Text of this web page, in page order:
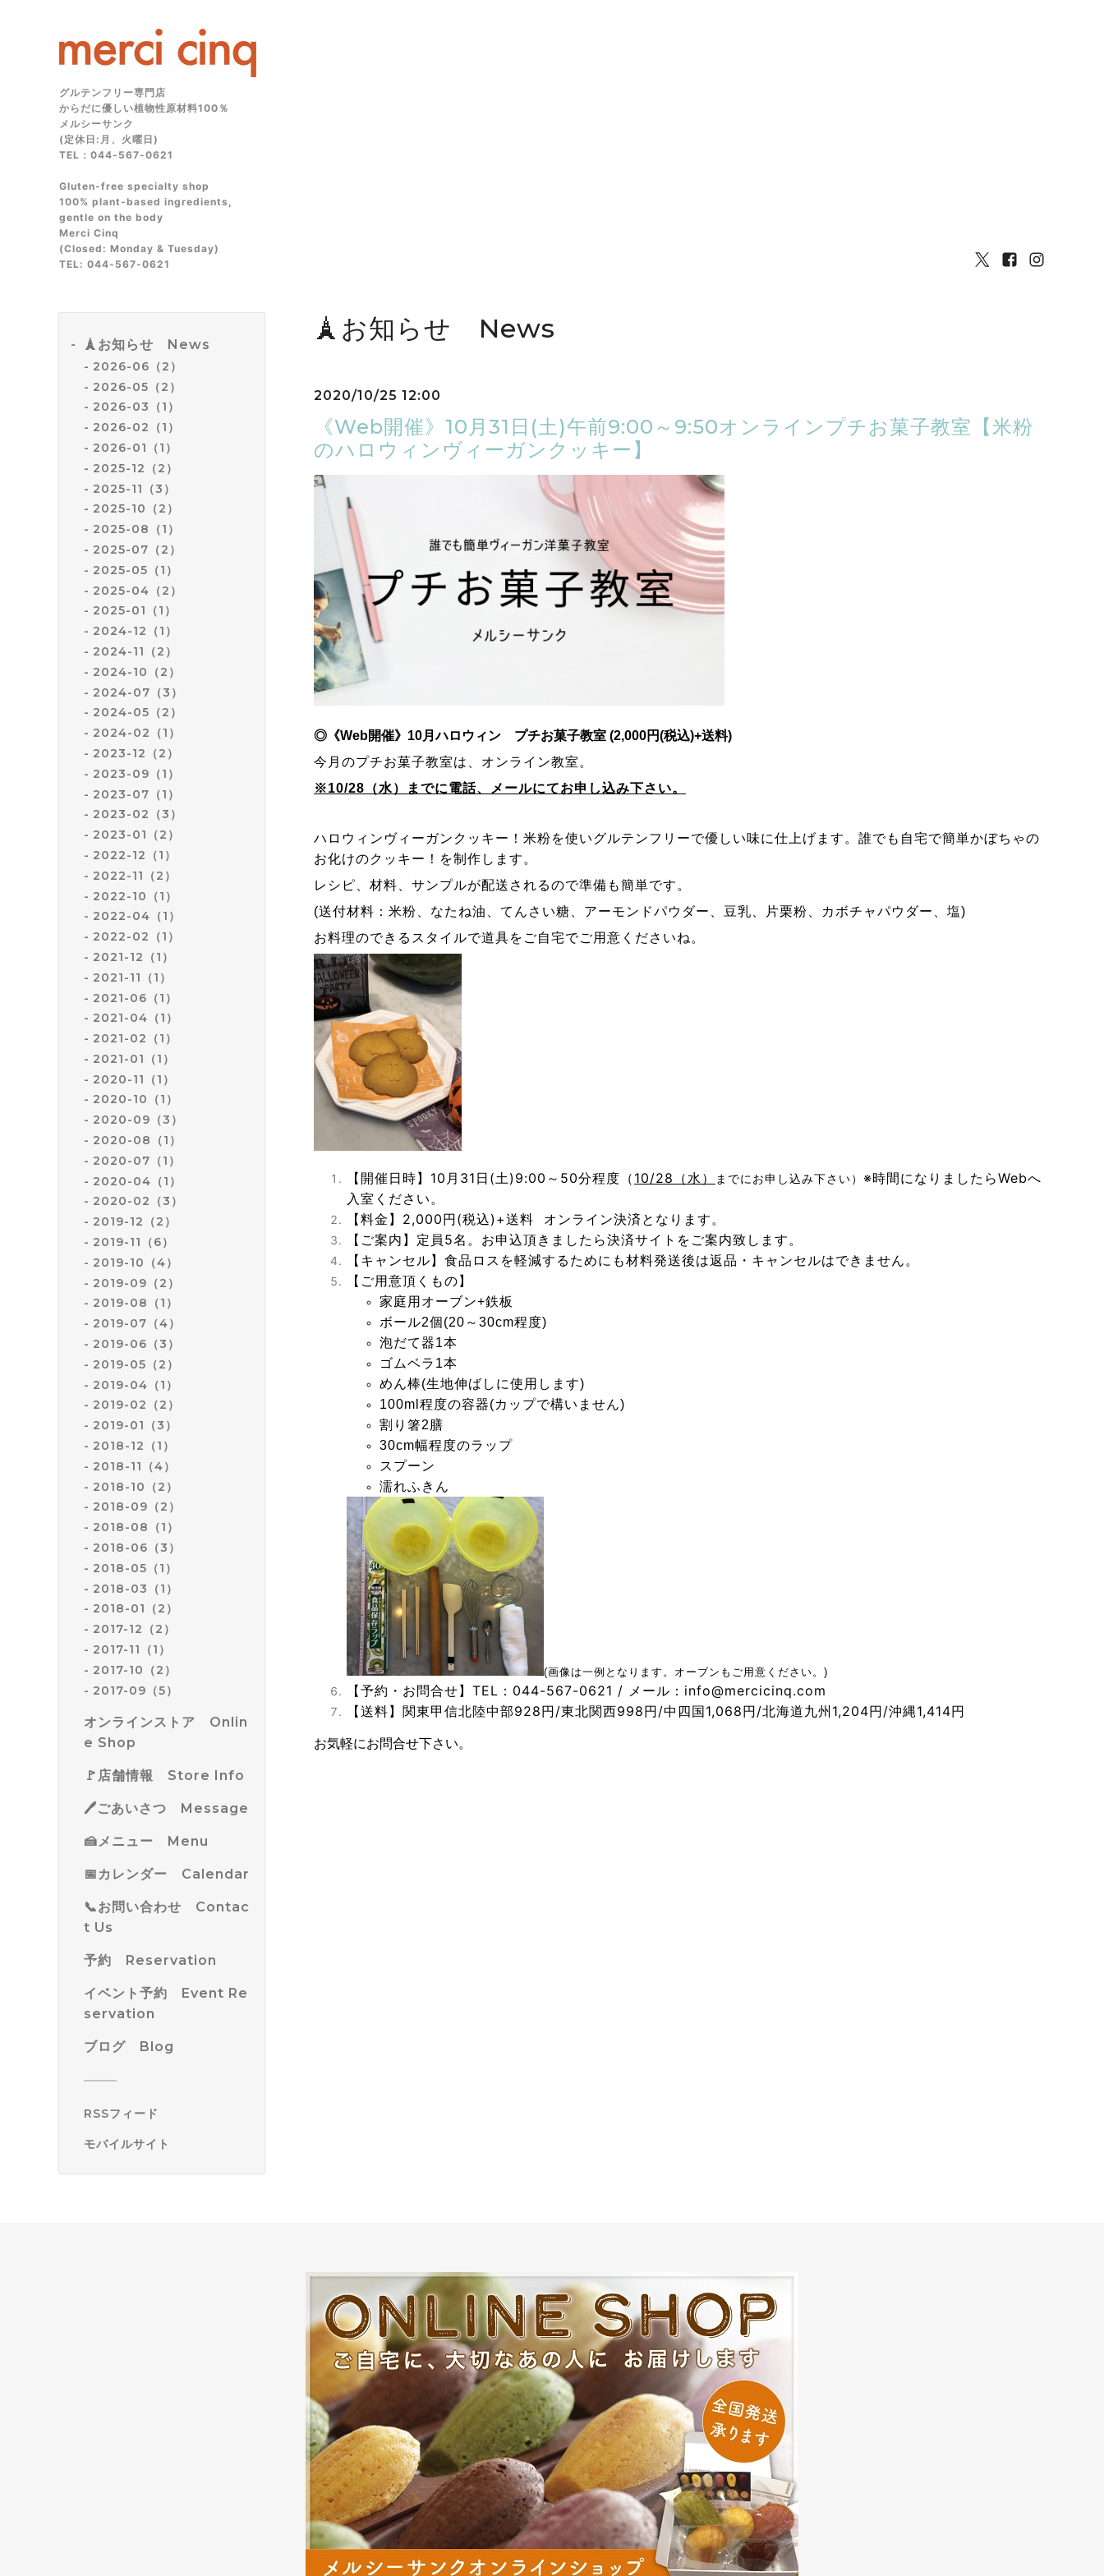
グルテンフリー専門店
からだに優しい植物性原材料100％
メルシーサンク
(定休日:月、火曜日)
TEL：044-567-0621
Gluten‑free specialty shop
100% plant‑based ingredients,
gentle on the body
Merci Cinq
(Closed: Monday & Tuesday)
TEL: 044‑567‑0621
🗼お知らせ News
2026-06（2）
2026-05（2）
2026-03（1）
2026-02（1）
2026-01（1）
2025-12（2）
2025-11（3）
2025-10（2）
2025-08（1）
2025-07（2）
2025-05（1）
2025-04（2）
2025-01（1）
2024-12（1）
2024-11（2）
2024-10（2）
2024-07（3）
2024-05（2）
2024-02（1）
2023-12（2）
2023-09（1）
2023-07（1）
2023-02（3）
2023-01（2）
2022-12（1）
2022-11（2）
2022-10（1）
2022-04（1）
2022-02（1）
2021-12（1）
2021-11（1）
2021-06（1）
2021-04（1）
2021-02（1）
2021-01（1）
2020-11（1）
2020-10（1）
2020-09（3）
2020-08（1）
2020-07（1）
2020-04（1）
2020-02（3）
2019-12（2）
2019-11（6）
2019-10（4）
2019-09（2）
2019-08（1）
2019-07（4）
2019-06（3）
2019-05（2）
2019-04（1）
2019-02（2）
2019-01（3）
2018-12（1）
2018-11（4）
2018-10（2）
2018-09（2）
2018-08（1）
2018-06（3）
2018-05（1）
2018-03（1）
2018-01（2）
2017-12（2）
2017-11（1）
2017-10（2）
2017-09（5）
オンラインストア Onlin
e Shop
🚩店舗情報 Store Info
🖊ごあいさつ Message
🍰メニュー Menu
📅カレンダー Calendar
📞お問い合わせ Contac
t Us
予約 Reservation
イベント予約 Event Re
servation
ブログ Blog
RSSフィード
モバイルサイト
🗼お知らせ News
2020/10/25 12:00
《Web開催》10月31日(土)午前9:00～9:50オンラインプチお菓子教室【米粉
のハロウィンヴィーガンクッキー】
◎《Web開催》10月ハロウィン プチお菓子教室 (2,000円(税込)+送料)
今月のプチお菓子教室は、オンライン教室。
※10/28（水）までに電話、メールにてお申し込み下さい。
ハロウィンヴィーガンクッキー！ 米粉を使いグルテンフリーで優しい味に仕上げます。誰でも自宅で簡単かぼちゃの
お化けのクッキー！を制作します。
レシピ、材料、サンプルが配送されるので準備も簡単です。
(送付材料：米粉、なたね油、てんさい糖、アーモンドパウダー、豆乳、片栗粉、カボチャパウダー、塩)
お料理のできるスタイルで道具をご自宅でご用意くださいね。
【開催日時】 10月31日(土)9:00～50分程度（ 10/28（水） までにお申し込み下さい） ※時間になりましたらWebへ
入室ください。
【料金】2,000円(税込)+送料 オンライン決済となります。
【ご案内】定員5名。お申込頂きましたら決済サイトをご案内致します。
【キャンセル】食品ロスを軽減するためにも材料発送後は返品・キャンセルはできません。
【ご用意頂くもの】
家庭用オーブン+鉄板
ボール2個(20～30cm程度)
泡だて器1本
ゴムベラ1本
めん棒(生地伸ばしに使用します)
100ml程度の容器(カップで構いません)
割り箸2膳
30cm幅程度のラップ
スプーン
濡れふきん
(画像は一例となります。オーブンもご用意ください。)
【予約・お問合せ】TEL： 044-567-0621 / メール：info@mercicinq.com
【送料】関東甲信北陸中部928円/東北関西998円/中四国1,068円/北海道九州1,204円/沖縄1,414円
お気軽にお問合せ下さい。